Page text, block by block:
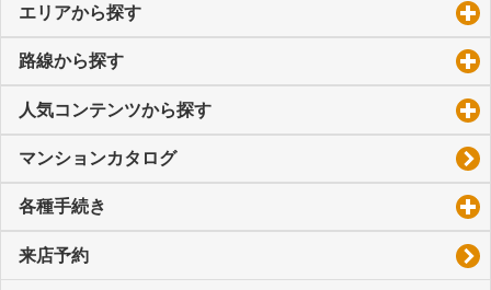
エリアから探す
路線から探す
人気コンテンツから探す
マンションカタログ
各種手続き
来店予約